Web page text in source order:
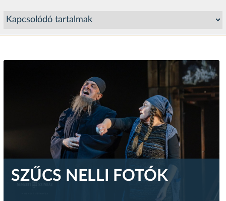
SZŰCS NELLI FOTÓK